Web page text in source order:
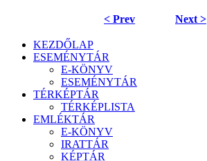
< Prev Next >
KEZDŐLAP
ESEMÉNYTÁR
E-KÖNYV
ESEMÉNYTÁR
TÉRKÉPTÁR
TÉRKÉPLISTA
EMLÉKTÁR
E-KÖNYV
IRATTÁR
KÉPTÁR